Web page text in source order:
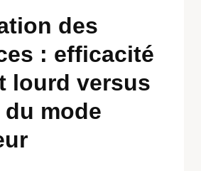
des
: efficacité
lourd versus
mode